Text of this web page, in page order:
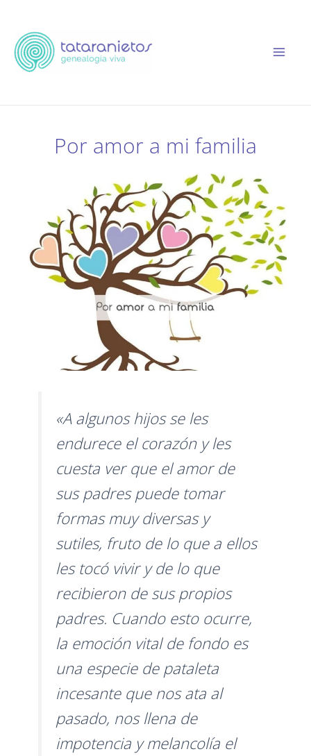
contenido
Por amor a mi familia
«A algunos hijos se les
endurece el corazón y les
cuesta ver que el amor de
sus padres puede tomar
formas muy diversas y
sutiles, fruto de lo que a ellos
les tocó vivir y de lo que
recibieron de sus propios
padres. Cuando esto ocurre,
la emoción vital de fondo es
una especie de pataleta
incesante que nos ata al
pasado, nos llena de
impotencia y melancolía el